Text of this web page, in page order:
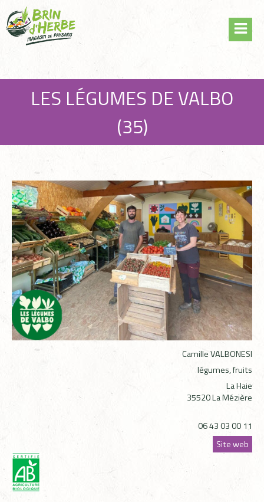
to
content
LES LÉGUMES DE VALBO
(35)
Camille VALBONESI
légumes, fruits
La Haie
35520 La Mézière
06 43 03 00 11
Site web
Panneau de gestion des cookies